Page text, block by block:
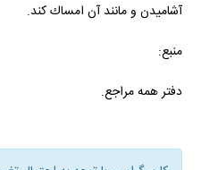
آشاميدن و مانند آن امساك كند.
منبع:
دفتر همه مراجع.